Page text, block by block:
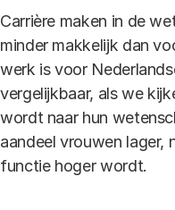
Carrière maken in de
minder makkelijk dan
werk is voor
vergelijkbaar, als we
wordt naar hun
aandeel vrouwen lager,
functie hoger wordt.